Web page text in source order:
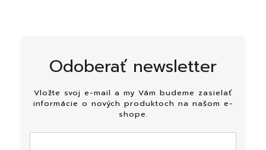
Odoberať newsletter
Vložte svoj e-mail a my Vám budeme zasielať
informácie o nových produktoch na našom e-
shope.